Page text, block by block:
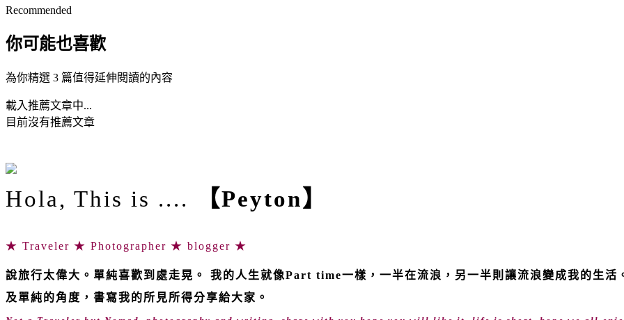
Recommended
你可能也喜歡
為你精選 3 篇值得延伸閱讀的內容
載入推薦文章中...
目前沒有推薦文章
Hola, This is .... 【Peyton】
★ Traveler ★ Photographer ★ blogger ★
說旅行太偉大。單純喜歡到處走晃。 我的人生就像Part time一樣，一半在流浪，另一半則讓流浪變成我的生
及單純的角度，書寫我的所見所得分享給大家。